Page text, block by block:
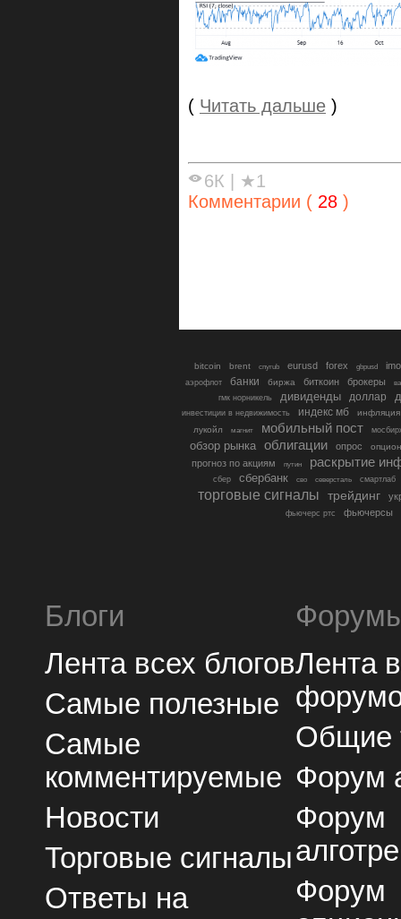
( Читать дальше )
6К | ★1
Комментарии ( 28 )
bitcoin brent cnyrub eurusd forex gbpusd
аэрофлот банки биржа биткоин брокеры
гмк норникель
дивиденды доллар
инвестиции в недвижимость индекс мб
инфляция
лукойл
магнит мобильный пост
обзор рынка облигации опрос
прогноз по акциям путин раскрытие
сбер сбербанк сво северсталь смартлаб
торговые сигналы трейдинг
фьючерс ртс фьючерсы
Блоги
Лента всех блогов
Самые полезные
Самые
комментируемые
Новости
Торговые сигналы
Ответы на
Лента
Общие
Форум
Форум
Форум